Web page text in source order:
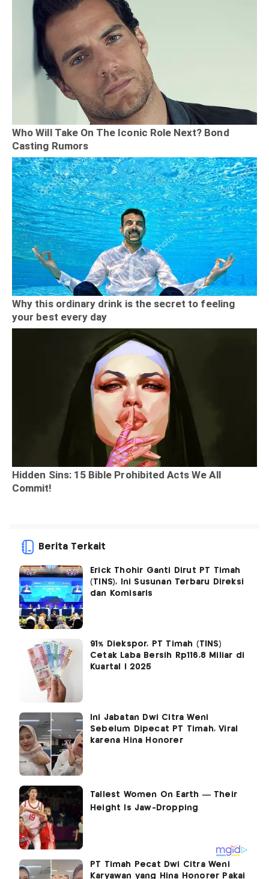
Berita Terkait
Erick Thohir Ganti Dirut PT Timah
(TINS), Ini Susunan Terbaru Direksi
dan Komisaris
91% Diekspor, PT Timah (TINS)
Cetak Laba Bersih Rp116,8 Miliar di
Kuartal I 2025
Ini Jabatan Dwi Citra Weni
Sebelum Dipecat PT Timah, Viral
karena Hina Honorer
PT Timah Pecat Dwi Citra Weni
Karyawan yang Hina Honorer Pakai